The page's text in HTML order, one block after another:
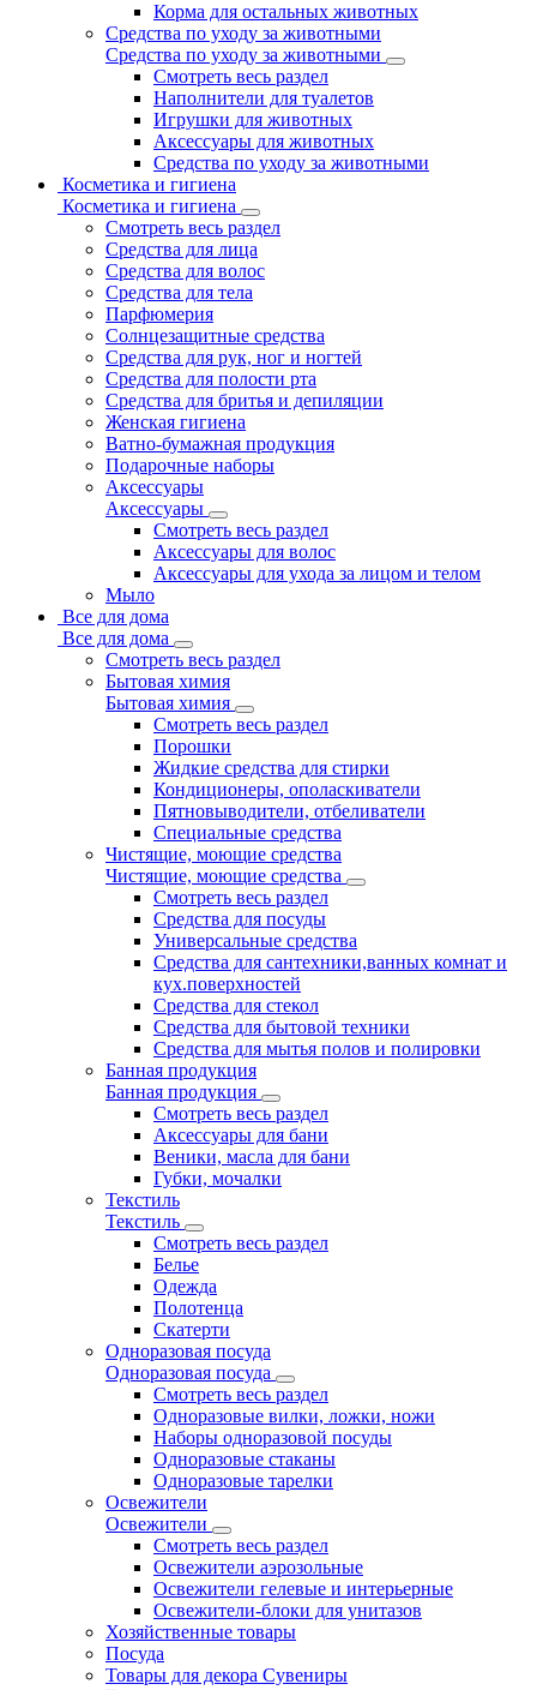
Корма для остальных животных
Средства по уходу за животными
Средства по уходу за животными
Смотреть весь раздел
Наполнители для туалетов
Игрушки для животных
Аксессуары для животных
Средства по уходу за животными
Косметика и гигиена
Косметика и гигиена
Смотреть весь раздел
Средства для лица
Средства для волос
Средства для тела
Парфюмерия
Солнцезащитные средства
Средства для рук, ног и ногтей
Средства для полости рта
Средства для бритья и депиляции
Женская гигиена
Ватно-бумажная продукция
Подарочные наборы
Аксессуары
Аксессуары
Смотреть весь раздел
Аксессуары для волос
Аксессуары для ухода за лицом и телом
Мыло
Все для дома
Все для дома
Смотреть весь раздел
Бытовая химия
Бытовая химия
Смотреть весь раздел
Порошки
Жидкие средства для стирки
Кондиционеры, ополаскиватели
Пятновыводители, отбеливатели
Специальные средства
Чистящие, моющие средства
Чистящие, моющие средства
Смотреть весь раздел
Средства для посуды
Универсальные средства
Средства для сантехники,ванных комнат и
кух.поверхностей
Средства для стекол
Средства для бытовой техники
Средства для мытья полов и полировки
Банная продукция
Банная продукция
Смотреть весь раздел
Аксессуары для бани
Веники, масла для бани
Губки, мочалки
Текстиль
Текстиль
Смотреть весь раздел
Белье
Одежда
Полотенца
Скатерти
Одноразовая посуда
Одноразовая посуда
Смотреть весь раздел
Одноразовые вилки, ложки, ножи
Наборы одноразовой посуды
Одноразовые стаканы
Одноразовые тарелки
Освежители
Освежители
Смотреть весь раздел
Освежители аэрозольные
Освежители гелевые и интерьерные
Освежители-блоки для унитазов
Хозяйственные товары
Посуда
Товары для декора Сувениры